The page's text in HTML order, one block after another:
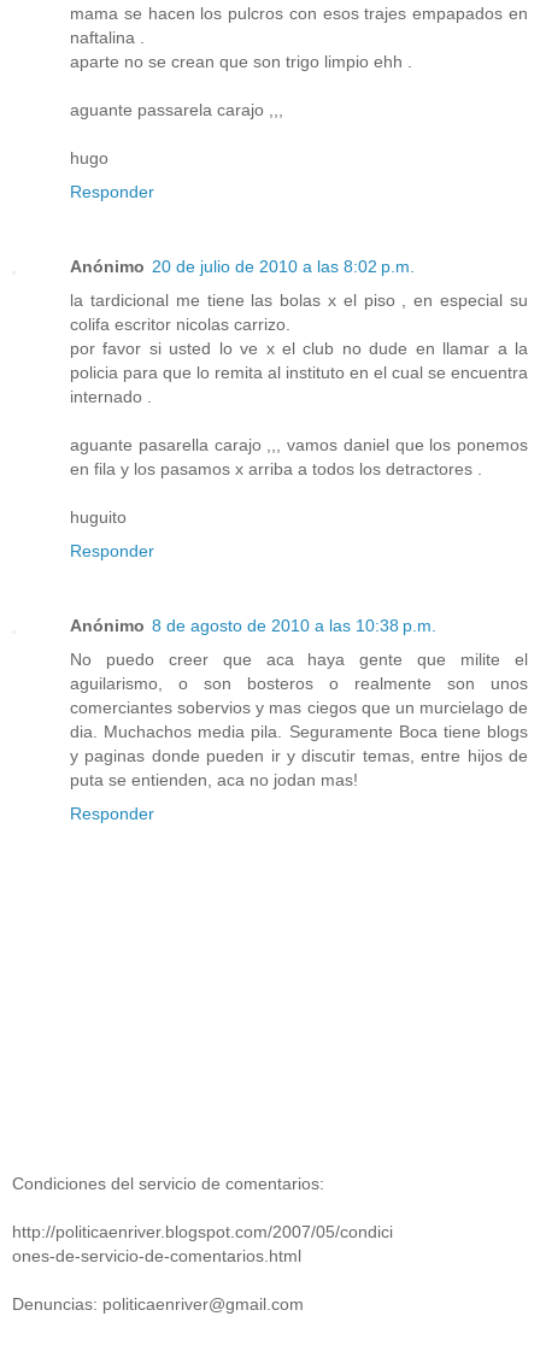
mama se hacen los pulcros con esos trajes empapados en
naftalina .
aparte no se crean que son trigo limpio ehh .
aguante passarela carajo ,,,
hugo
Responder
Anónimo 20 de julio de 2010 a las 8:02 p.m.
la tardicional me tiene las bolas x el piso , en especial su
colifa escritor nicolas carrizo.
por favor si usted lo ve x el club no dude en llamar a la
policia para que lo remita al instituto en el cual se encuentra
internado .
aguante pasarella carajo ,,, vamos daniel que los ponemos
en fila y los pasamos x arriba a todos los detractores .
huguito
Responder
Anónimo 8 de agosto de 2010 a las 10:38 p.m.
No puedo creer que aca haya gente que milite el
aguilarismo, o son bosteros o realmente son unos
comerciantes sobervios y mas ciegos que un murcielago de
dia. Muchachos media pila. Seguramente Boca tiene blogs
y paginas donde pueden ir y discutir temas, entre hijos de
puta se entienden, aca no jodan mas!
Responder
Condiciones del servicio de comentarios:
http://politicaenriver.blogspot.com/2007/05/condici
ones-de-servicio-de-comentarios.html
Denuncias: politicaenriver@gmail.com